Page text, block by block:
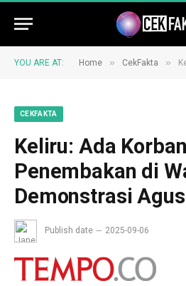
YOU ARE AT: Home » CekFakta »
CEKFAKTA
Keliru: Ada Korban
Penembakan di
Demonstrasi
Publish date 2025-09-06